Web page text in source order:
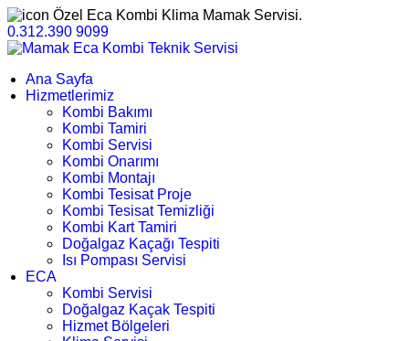
Özel Eca Kombi Klima Mamak Servisi.
0.312.390 9099
Ana Sayfa
Hizmetlerimiz
Kombi Bakımı
Kombi Tamiri
Kombi Servisi
Kombi Onarımı
Kombi Montajı
Kombi Tesisat Proje
Kombi Tesisat Temizliği
Kombi Kart Tamiri
Doğalgaz Kaçağı Tespiti
Isı Pompası Servisi
ECA
Kombi Servisi
Doğalgaz Kaçak Tespiti
Hizmet Bölgeleri